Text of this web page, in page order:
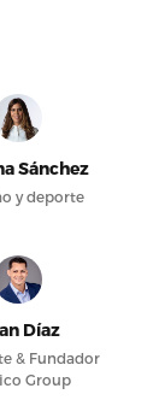
Sánchez
y deporte
Díaz
& Fundador
Group